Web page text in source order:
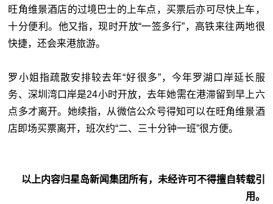
旺角维景酒店的过境巴士的上车点，买票后亦可尽快上车，
十分便利。他又指，现时开放“一签多行”，高铁来往两地很
快捷，还会来港旅游。
罗小姐指疏散安排较去年“好很多”，今年罗湖口岸延长服
务、深圳湾口岸是24小时开放，去年她需在港滞留到早上六
点多才离开。她续指，从微信公众号得知可以在旺角维景酒
店即场买票离开，班次约“二、三十分钟一班”很方便。
以上内容归星岛新闻集团所有，未经许可不得擅自转载引
用。